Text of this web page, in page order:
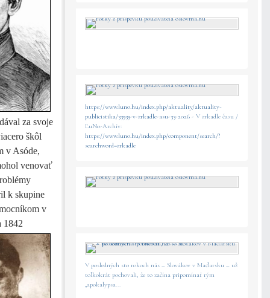
za svoje
škôl
v Asóde,
venovať
k skupine
v
1842
https://www.luno.hu/index.php/aktuality/aktuality-
publicistika/33939-v-zrkadle-asu-33-2026 - V zrkadle času /
ĽuNo-Archív:
https://www.luno.hu/index.php/component/search/?
searchword=zrkadle
V posledných sto rokoch nás – Slovákov v Maďarsku – už
toľkokrát pochovali, že to začína pripomínať rým
„apokalypsa...